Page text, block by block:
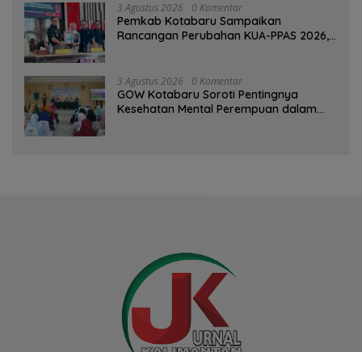
3 Agustus 2026 0 Komentar
Pemkab Kotabaru Sampaikan
Rancangan Perubahan KUA-PPAS 2026,
3 Agustus 2026 0 Komentar
GOW Kotabaru Soroti Pentingnya
Kesehatan Mental Perempuan dalam